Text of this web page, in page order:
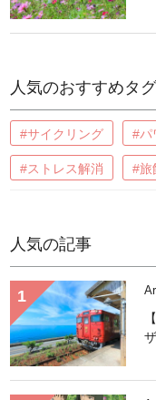
人気のおすすめタ
#サイクリング #パ
#ストレス解消 #旅
人気の記事